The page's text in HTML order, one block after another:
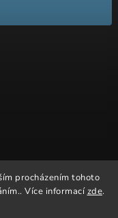
procházením tohoto
Více informacízde.